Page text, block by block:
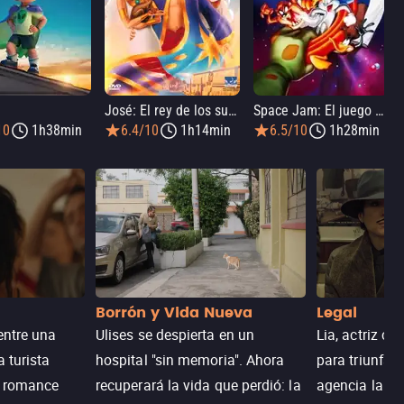
1h38min
José: El rey de los sueños
6.4/10
1h14min
Space Jam: El juego del siglo
6.5/10
1h28min
una
turista
Borrón y Vida Nueva
Ulises se despierta en un
hospital "sin memoria". Ahora
recuperará la vida que perdió: la
Legal
Lia, actriz
para triunfar
agencia la